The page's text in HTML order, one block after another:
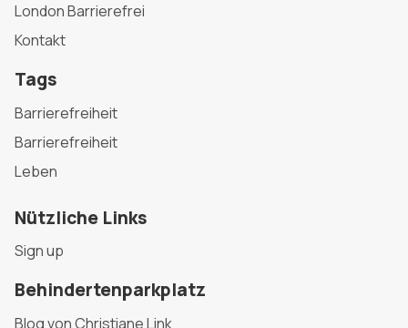
London Barrierefrei
Kontakt
Tags
Barrierefreiheit
Barrierefreiheit
Leben
Nützliche Links
Sign up
Behindertenparkplatz
Blog von Christiane Link